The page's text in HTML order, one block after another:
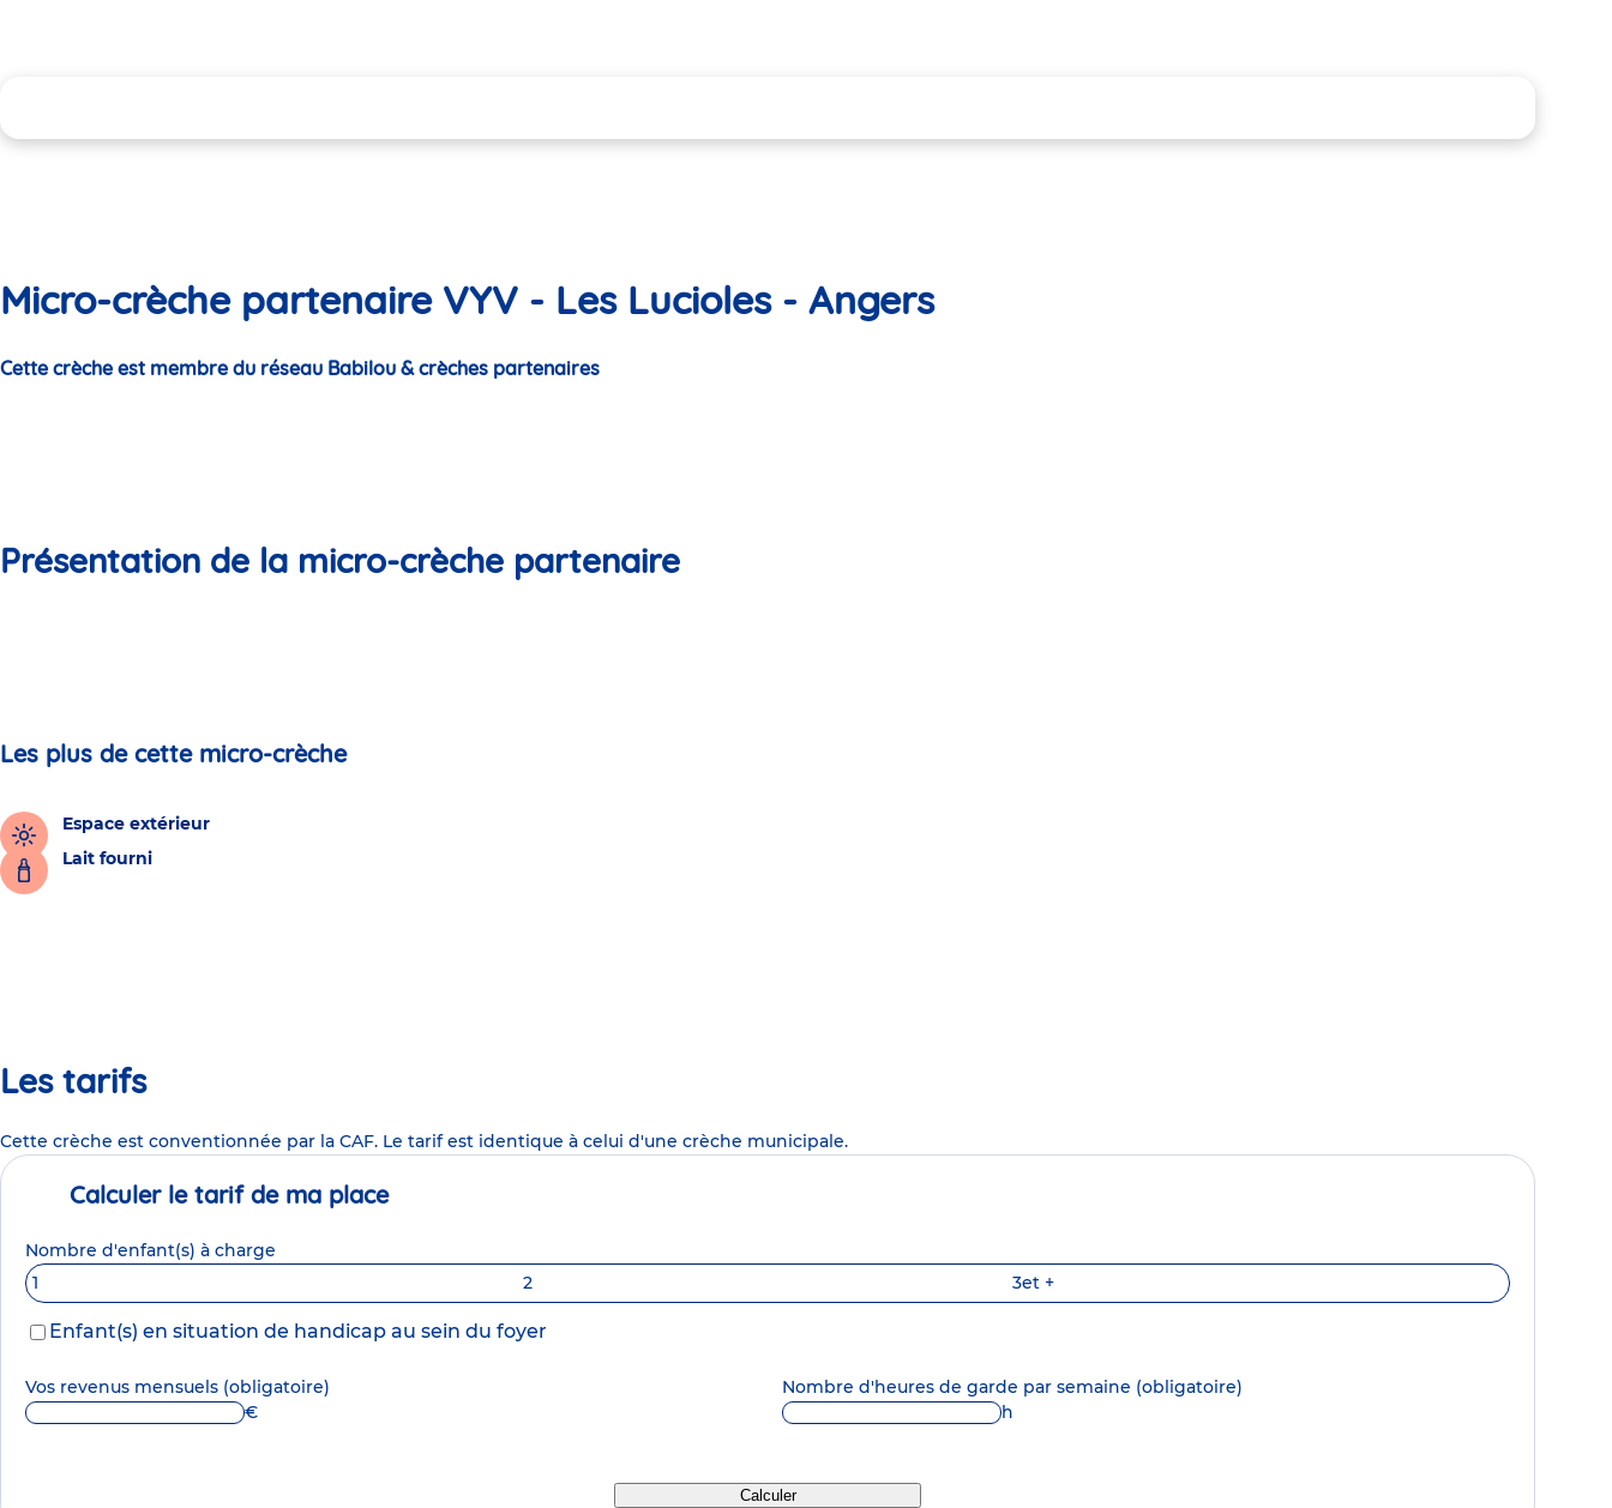
Micro-crèche partenaire VYV - Les Lucioles - Angers
Cette crèche est membre du réseau Babilou & crèches partenaires
Présentation de la micro-crèche partenaire
Les plus de cette micro-crèche
Espace extérieur
Lait fourni
Les tarifs
Cette crèche est conventionnée par la CAF. Le tarif est identique à celui d'une crèche municipale.
Calculer le tarif de ma place
Nombre d'enfant(s) à charge
1
2 3et +
Enfant(s) en situation de handicap au sein du foyer
Vos revenus mensuels (obligatoire)
€
Nombre d'heures de garde par semaine (obligatoire)
h
Calculer